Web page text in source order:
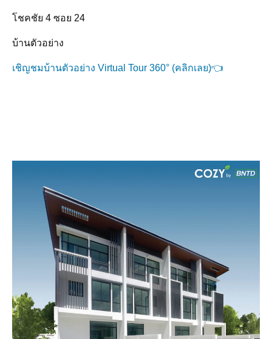
โชคชัย 4 ซอย 24
บ้านตัวอย่าง
เชิญชมบ้านตัวอย่าง Virtual Tour 360° (คลิกเลย)👈